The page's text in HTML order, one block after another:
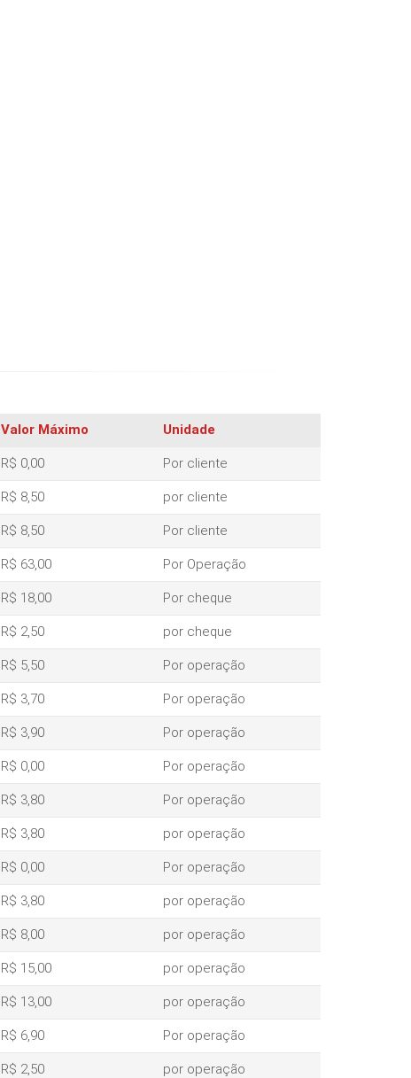
Valor Máximo Unidade
R$ 0,00 Por cliente
R$ 8,50 por cliente
R$ 8,50 Por cliente
R$ 63,00 Por Operação
R$ 18,00 Por cheque
R$ 2,50 por cheque
R$ 5,50 Por operação
R$ 3,70 Por operação
R$ 3,90 Por operação
R$ 0,00 Por operação
R$ 3,80 Por operação
R$ 3,80 por operação
R$ 0,00 Por operação
R$ 3,80 por operação
R$ 8,00 por operação
R$ 15,00 por operação
R$ 13,00 por operação
R$ 6,90 Por operação
R$ 2,50 por operação